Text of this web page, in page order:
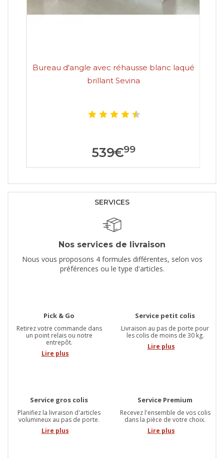
Bureau d'angle avec réhausse blanc laqué
brillant Sevina
539€99
SERVICES
Nos services de livraison
Nous vous proposons 4 formules différentes, selon vos
préférences ou le type d'articles.
Pick & Go
Retirez votre commande dans
un point relais ou notre
entrepôt.
Lire plus
Service petit colis
Livraison au pas de porte pour
les colis de moins de 30 kg.
Lire plus
Service gros colis
Planifiez la livraison d'articles
volumineux au pas de porte.
Lire plus
Service Premium
Recevez l'ensemble de vos colis
dans la pièce de votre choix.
Lire plus